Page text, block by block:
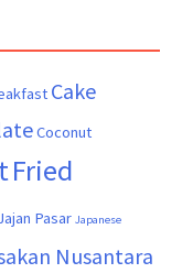
Cake
Coconut
Fried
Pasar Japanese
Nusantara